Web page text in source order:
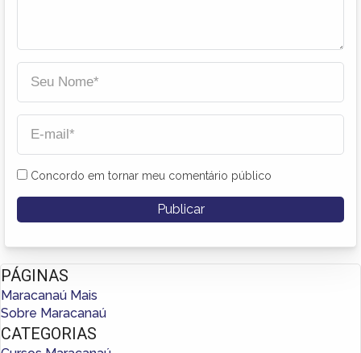
Concordo em tornar meu comentário público
PÁGINAS
Maracanaú Mais
Sobre Maracanaú
CATEGORIAS